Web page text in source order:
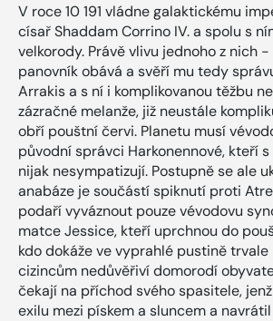
V roce 10 191 vládne galaktickému
císař Shaddam Corrino IV. a spolu s
velkorody. Právě vlivu jednoho z nich
panovník obává a svěří mu tedy
Arrakis a s ní i komplikovanou těžbu
zázračné melanže, již neustále
obří pouštní červi. Planetu musí
původní správci Harkonennové, kteří
nijak nesympatizují. Postupně se ale
anabáze je součástí spiknutí proti
podaří vyváznout pouze vévodovu
matce Jessice, kteří uprchnou do
kdo dokáže ve vyprahlé pustině
cizincům nedůvěřiví domorodí
čekají na příchod svého spasitele,
exilu mezi pískem a sluncem a